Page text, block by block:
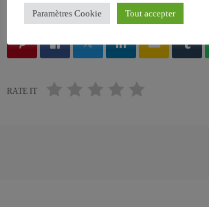
email
RATE IT
Paramètres Cookie Tout accepter